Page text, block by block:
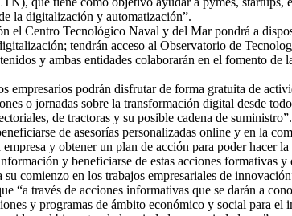
la digitalización y automatización”.
el Centro Tecnológico Naval y del Mar pondrá a
tendrán acceso al Observatorio de
y ambas entidades colaborarán en el fomento
empresarios podrán disfrutar de forma gratuita de
o jornadas sobre la transformación digital desde
de tractoras y su posible cadena de suministro”.
de asesorías personalizadas online y en la
y obtener un plan de acción para poder hacer
y beneficiarse de estas acciones
comienzo en los trabajos empresariales de
“a través de acciones informativas que se darán a
y programas de ámbito económico y social para